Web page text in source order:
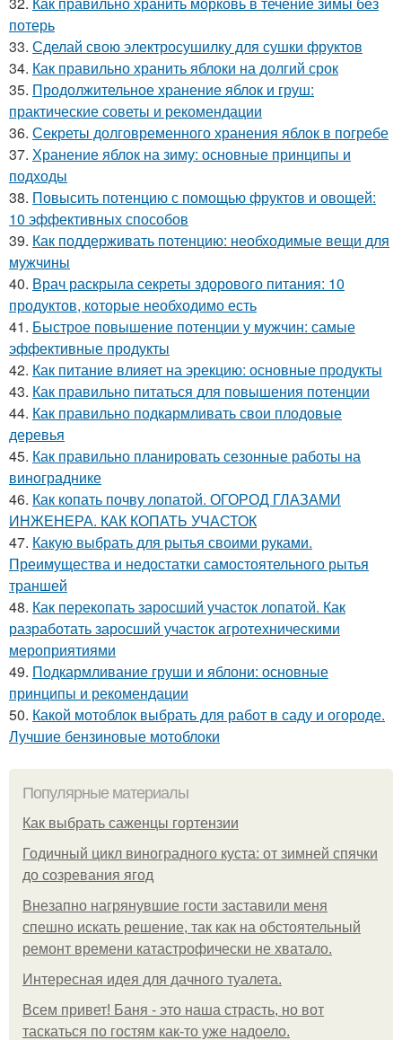
потерь
33. Сделай свою электросушилку для сушки фруктов
34. Как правильно хранить яблоки на долгий срок
35. Продолжительное хранение яблок и груш:
практические советы и рекомендации
36. Секреты долговременного хранения яблок в погребе
37. Хранение яблок на зиму: основные принципы и
подходы
38. Повысить потенцию с помощью фруктов и овощей:
10 эффективных способов
39. Как поддерживать потенцию: необходимые вещи для
мужчины
40. Врач раскрыла секреты здорового питания: 10
продуктов, которые необходимо есть
41. Быстрое повышение потенции у мужчин: самые
эффективные продукты
42. Как питание влияет на эрекцию: основные продукты
43. Как правильно питаться для повышения потенции
44. Как правильно подкармливать свои плодовые
деревья
45. Как правильно планировать сезонные работы на
винограднике
46. Как копать почву лопатой. ОГОРОД ГЛАЗАМИ
ИНЖЕНЕРА. КАК КОПАТЬ УЧАСТОК
47. Какую выбрать для рытья своими руками.
Преимущества и недостатки самостоятельного рытья
траншей
48. Как перекопать заросший участок лопатой. Как
разработать заросший участок агротехническими
мероприятиями
49. Подкармливание груши и яблони: основные
принципы и рекомендации
50. Какой мотоблок выбрать для работ в саду и огороде.
Лучшие бензиновые мотоблоки
Популярные материалы
Как выбрать саженцы гортензии
Годичный цикл виноградного куста: от зимней спячки
до созревания ягод
Внезапно нагрянувшие гости заставили меня
спешно искать решение, так как на обстоятельный
ремонт времени катастрофически не хватало.
Интересная идея для дачного туалета.
Всем привет! Баня - это наша страсть, но вот
таскаться по гостям как-то уже надоело.